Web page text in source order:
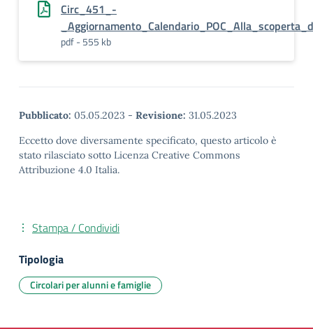
Circ_451_-
pdf - 555 kb
Pubblicato: 05.05.2023 - Revisione: 31.05.2023
Eccetto dove diversamente specificato, questo articolo è
stato rilasciato sotto Licenza Creative Commons
Attribuzione 4.0 Italia.
Stampa / Condividi
Tipologia
Circolari per alunni e famiglie